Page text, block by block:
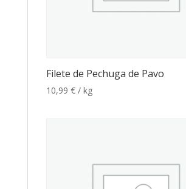
Filete de Pechuga de Pavo
10,99 € / kg